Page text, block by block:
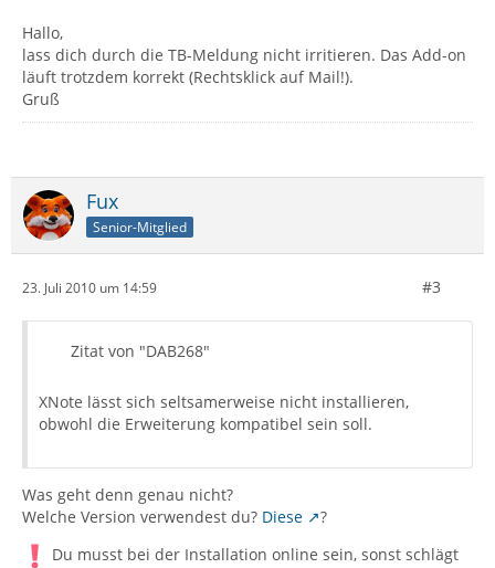
Hallo,
lass dich durch die TB-Meldung nicht irritieren. Das Add-on
läuft trotzdem korrekt (Rechtsklick auf Mail!).
Gruß
Fux
Senior-Mitglied
23. Juli 2010 um 14:59 #3
Zitat von "DAB268"
XNote lässt sich seltsamerweise nicht installieren,
obwohl die Erweiterung kompatibel sein soll.
Was geht denn genau nicht?
Welche Version verwendest du? Diese
?
Du musst bei der Installation online sein, sonst schlägt